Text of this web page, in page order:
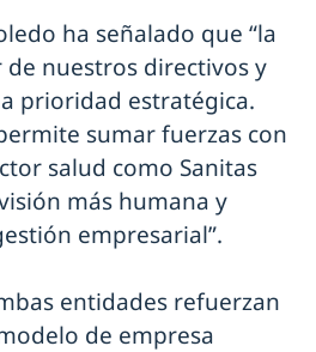
ha señalado que “la
nuestros directivos y
prioridad estratégica.
sumar fuerzas con
salud como Sanitas
más humana y
empresarial”.
entidades refuerzan
de empresa